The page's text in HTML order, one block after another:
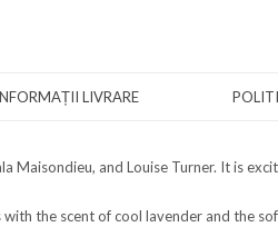
LIVRARE
Maisondieu, and Louise Turner. It is
the scent of cool lavender and the